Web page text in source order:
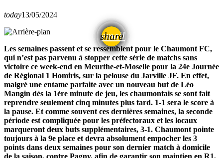
today13/05/2024
share
email
Les semaines passent et se ressemblent pour le Chaumont FC,
qui n’est pas parvenu à stopper cette série de matchs sans
victoire ce week-end en Meurthe-et-Moselle pour la 24e Journée
de Régional 1 Homiris, sur la pelouse du Jarville JF. En effet,
malgré une entame parfaite avec un nouveau but de Léo
Mangin dès la 1ère minute de jeu, les chaumontais se sont fait
reprendre seulement cinq minutes plus tard. 1-1 sera le score à
la pause. Et comme souvent ces dernières semaines, la seconde
période est compliquée pour les préfectoraux et les locaux
marqueront deux buts supplémentaires, 3-1. Chaumont pointe
toujours à la 9e place et devra absolument empocher les 3
points dans deux semaines pour son dernier match à domicile